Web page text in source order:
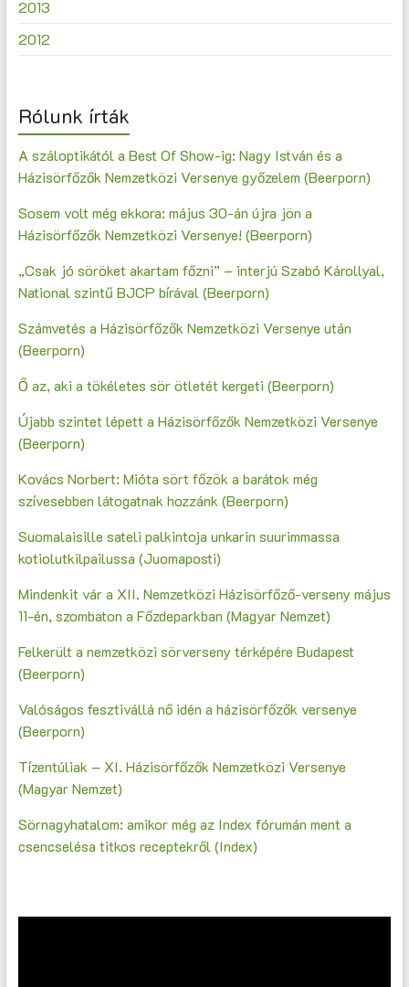
2013
2012
Rólunk írták
A száloptikától a Best Of Show-ig: Nagy István és a
Házisörfőzők Nemzetközi Versenye győzelem (Beerporn)
Sosem volt még ekkora: május 30-án újra jön a
Házisörfőzők Nemzetközi Versenye! (Beerporn)
„Csak jó söröket akartam főzni” – interjú Szabó Károllyal,
National szintű BJCP bírával (Beerporn)
Számvetés a Házisörfőzők Nemzetközi Versenye után
(Beerporn)
Ő az, aki a tökéletes sör ötletét kergeti (Beerporn)
Újabb szintet lépett a Házisörfőzők Nemzetközi Versenye
(Beerporn)
Kovács Norbert: Mióta sört főzök a barátok még
szívesebben látogatnak hozzánk (Beerporn)
Suomalaisille sateli palkintoja unkarin suurimmassa
kotiolutkilpailussa (Juomaposti)
Mindenkit vár a XII. Nemzetközi Házisörfőző-verseny május
11-én, szombaton a Főzdeparkban (Magyar Nemzet)
Felkerült a nemzetközi sörverseny térképére Budapest
(Beerporn)
Valóságos fesztivállá nő idén a házisörfőzők versenye
(Beerporn)
Tízentúliak – XI. Házisörfőzők Nemzetközi Versenye
(Magyar Nemzet)
Sörnagyhatalom: amikor még az Index fórumán ment a
csencselésa titkos receptekről (Index)